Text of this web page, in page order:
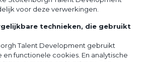
voor deze verwerkingen.
technieken, die gebruikt
Talent Development gebruikt
en functionele cookies. En analytische